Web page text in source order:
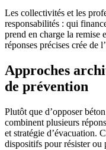
Les collectivités et les
responsabilités : qui
prend en charge la remise
réponses précises crée de
Approches
de prévention
Plutôt que d’opposer
combinent plusieurs
et stratégie d’évacuation.
dispositifs pour résister ou